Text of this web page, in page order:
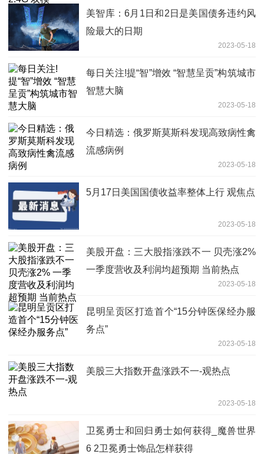
美智库：6月1日和2日是美国债务违约风
险最大的日期
2023-05-18
每日关注!提“智”增效 “智慧呈贡”构筑城市
智慧大脑
2023-05-18
今日精选：俄罗斯莫斯科发现高致病性禽
流感病例
2023-05-18
5月17日美国国债收益率整体上行 观焦点
2023-05-18
美股开盘：三大股指涨跌不一 贝壳涨2%
一季度营收及利润均超预期 当前热点
2023-05-18
昆明呈贡区打造首个“15分钟医保经办服
务点”
2023-05-18
美股三大指数开盘涨跌不一-观热点
2023-05-18
卫冕勇士和回归勇士如何获得_魔兽世界
6 2卫冕勇士饰品怎样获得